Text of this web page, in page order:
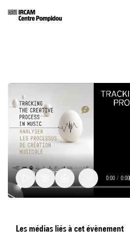
Stravinsky’s
0:00 / 0:00
Les médias liés à cet évènement